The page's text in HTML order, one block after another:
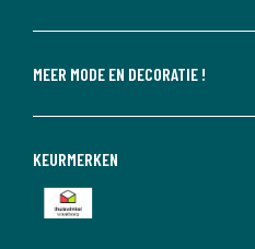
MEER MODE EN DECORATIE !
KEURMERKEN